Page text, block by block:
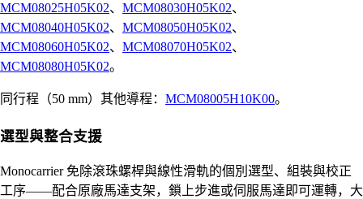
MCM08025H05K02、 MCM08030H05K02、
MCM08040H05K02、 MCM08050H05K02、
MCM08060H05K02、 MCM08070H05K02、
MCM08080H05K02。
同行程（50 mm）其他導程： MCM08005H10K00。
選型與整合支援
Monocarrier 免除滾珠螺桿與線性滑軌的個別選型、組裝與校正
工序——配合原廠馬達支架，鎖上步進或伺服馬達即可運轉，大